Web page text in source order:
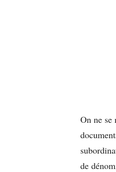
On ne se
de